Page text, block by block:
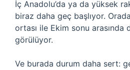
İç Anadolu’da ya da yüksek
biraz daha geç başlıyor.
ortası ile Ekim sonu arasında
görülüyor.
Ve burada durum daha sert: